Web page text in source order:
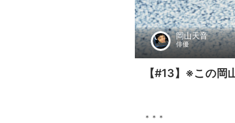
岡山天音
俳優
【#13】※この岡